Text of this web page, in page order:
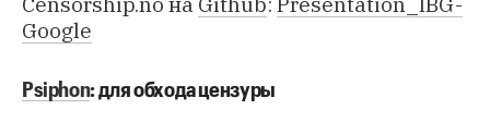
Google
Psiphon: для обхода цензуры